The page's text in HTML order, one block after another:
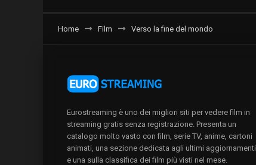
Home Film Verso la fine del mondo
Eurostreaming è uno dei migliori siti per vedere film in
streaming gratis senza registrazione. Presenta un
catalogo molto vasto con film, serie TV, anime, cartoni
animati, una sezione dedicata agli ultimi aggiornamenti
e una sulla classifica dei film più visti nel mese.